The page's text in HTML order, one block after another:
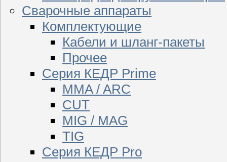
Сварочные аппараты
Комплектующие
Кабели и шланг-пакеты
Прочее
Серия КЕДР Prime
MMA / ARC
CUT
MIG / MAG
TIG
Серия КЕДР Pro